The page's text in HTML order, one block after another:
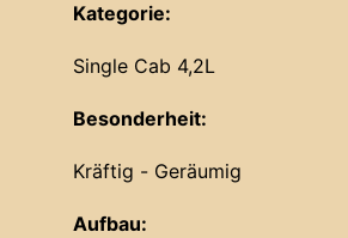
Kategorie:
Single Cab 4,2L
Besonderheit:
Kräftig - Geräumig
Aufbau: